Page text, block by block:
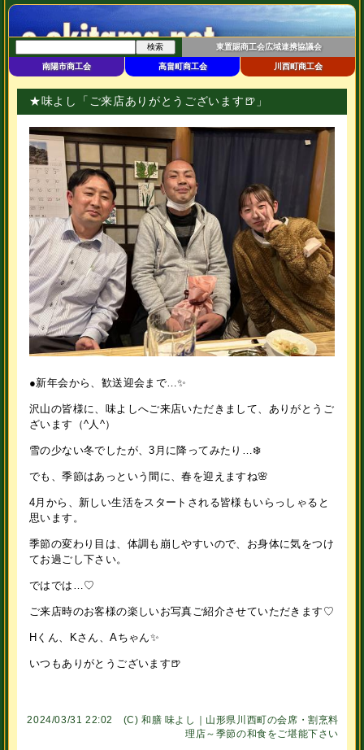
南陽市商工会 高畠町商工会 川西町商工会
東置賜商工会広域連携協議会
★味よし「ご来店ありがとうございます🍺」
●新年会から、歓送迎会まで…✨
沢山の皆様に、味よしへご来店いただきまして、ありがとうご
ざいます（^人^）
雪の少ない冬でしたが、3月に降ってみたり…❄️
でも、季節はあっという間に、春を迎えますね🌸
4月から、新しい生活をスタートされる皆様もいらっしゃると
思います。
季節の変わり目は、体調も崩しやすいので、お身体に気をつけ
てお過ごし下さい。
ではでは…♡
ご来店時のお客様の楽しいお写真ご紹介させていただきます♡
Hくん、Kさん、Aちゃん✨
いつもありがとうございます🍺
2024/03/31 22:02 (C) 和膳 味よし｜山形県川西町の会席・割烹料
理店～季節の和食をご堪能下さい